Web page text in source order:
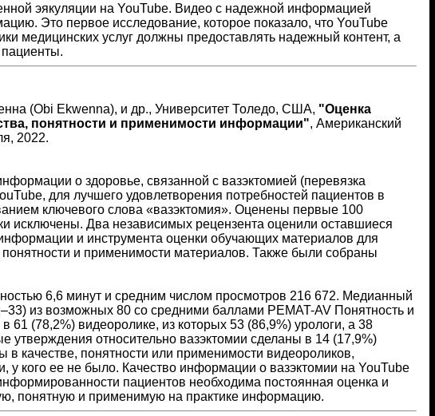
эякуляции на YouTube. Видео с надежной информацией
Это первое исследование, которое показало, что YouTube
медицинских услуг должны предоставлять надежный контент, а
(Obi Ekwenna), и др., Университет Толедо, США, "Оценка
понятности и применимости информации", Американский
2022.
о здоровье, связанной с вазэктомией (перевязка
для лучшего удовлетворения потребностей пациентов в
ключевого слова «вазэктомия». Оценены первые 100
исключены. Два независимых рецензента оценили оставшиеся
и инструмента оценки обучающих материалов для
и применимости материалов. Также были собраны
6,6 минут и средним числом просмотров 216 672. Медианный
из возможных 80 со средними баллами PEMAT-AV Понятность и
61 (78,2%) видеоролике, из которых 53 (86,9%) урологи, а 38
относительно вазэктомии сделаны в 14 (17,9%)
качестве, понятности или применимости видеороликов,
кого ее не было. Качество информации о вазэктомии на YouTube
пациентов необходима постоянная оценка и
понятную и применимую на практике информацию.